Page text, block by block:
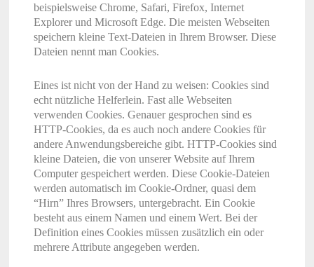
beispielsweise Chrome, Safari, Firefox, Internet
Explorer und Microsoft Edge. Die meisten Webseiten
speichern kleine Text-Dateien in Ihrem Browser. Diese
Dateien nennt man Cookies.
Eines ist nicht von der Hand zu weisen: Cookies sind
echt nützliche Helferlein. Fast alle Webseiten
verwenden Cookies. Genauer gesprochen sind es
HTTP-Cookies, da es auch noch andere Cookies für
andere Anwendungsbereiche gibt. HTTP-Cookies sind
kleine Dateien, die von unserer Website auf Ihrem
Computer gespeichert werden. Diese Cookie-Dateien
werden automatisch im Cookie-Ordner, quasi dem
“Hirn” Ihres Browsers, untergebracht. Ein Cookie
besteht aus einem Namen und einem Wert. Bei der
Definition eines Cookies müssen zusätzlich ein oder
mehrere Attribute angegeben werden.